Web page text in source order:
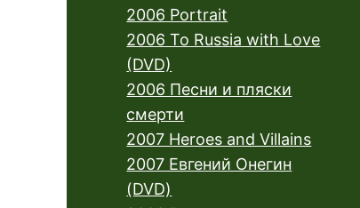
2006 Portrait
2006 To Russia with Love
(DVD)
2006 Песни и пляски
смерти
2007 Heroes and Villains
2007 Евгений Онегин
(DVD)